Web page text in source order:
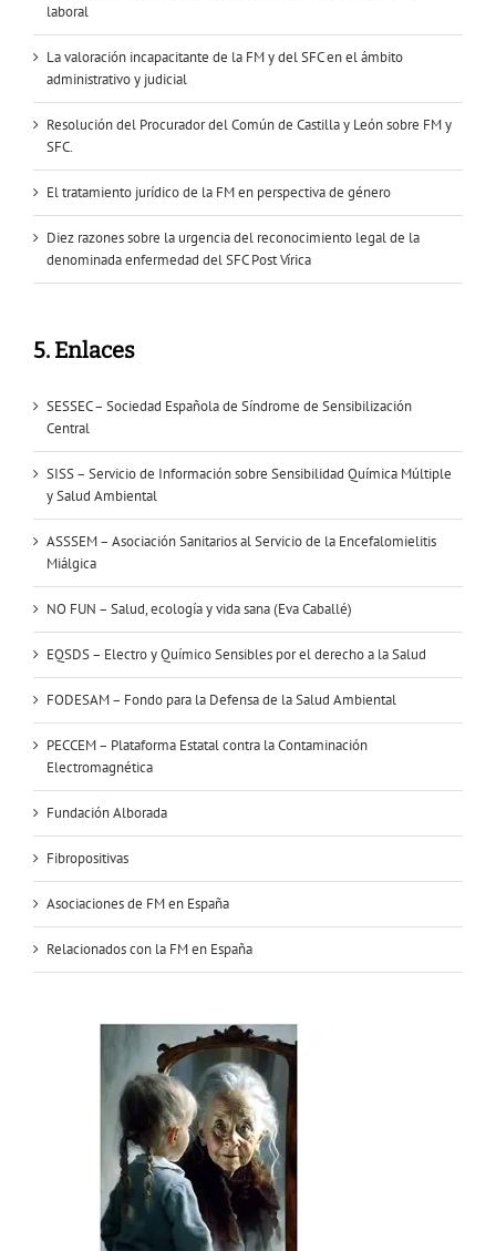
laboral
La valoración incapacitante de la FM y del SFC en el ámbito
administrativo y judicial
Resolución del Procurador del Común de Castilla y León sobre FM y
SFC.
El tratamiento jurídico de la FM en perspectiva de género
Diez razones sobre la urgencia del reconocimiento legal de la
denominada enfermedad del SFC Post Vírica
5. Enlaces
SESSEC – Sociedad Española de Síndrome de Sensibilización
Central
SISS – Servicio de Información sobre Sensibilidad Química Múltiple
y Salud Ambiental
ASSSEM – Asociación Sanitarios al Servicio de la Encefalomielitis
Miálgica
NO FUN – Salud, ecología y vida sana (Eva Caballé)
EQSDS – Electro y Químico Sensibles por el derecho a la Salud
FODESAM – Fondo para la Defensa de la Salud Ambiental
PECCEM – Plataforma Estatal contra la Contaminación
Electromagnética
Fundación Alborada
Fibropositivas
Asociaciones de FM en España
Relacionados con la FM en España